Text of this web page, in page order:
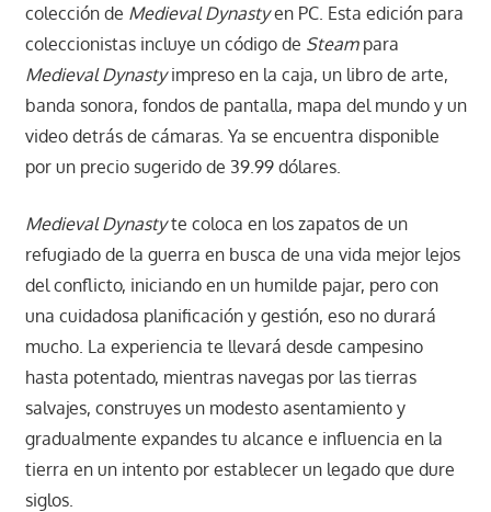
colección de Medieval Dynastyen PC. Esta edición para
coleccionistas incluye un código de Steam para
Medieval Dynastyimpreso en la caja, un libro de arte,
banda sonora, fondos de pantalla, mapa del mundo y un
video detrás de cámaras. Ya se encuentra disponible
por un precio sugerido de 39.99 dólares.
Medieval Dynastyte coloca en los zapatos de un
refugiado de la guerra en busca de una vida mejor lejos
del conflicto, iniciando en un humilde pajar, pero con
una cuidadosa planificación y gestión, eso no durará
mucho. La experiencia te llevará desde campesino
hasta potentado, mientras navegas por las tierras
salvajes, construyes un modesto asentamiento y
gradualmente expandes tu alcance e influencia en la
tierra en un intento por establecer un legado que dure
siglos.